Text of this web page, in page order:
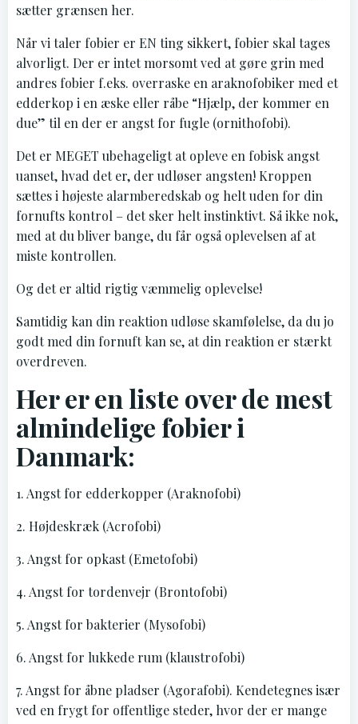
sætter grænsen her.
Når vi taler fobier er EN ting sikkert, fobier skal tages
alvorligt. Der er intet morsomt ved at gøre grin med
andres fobier f.eks. overraske en araknofobiker med et
edderkop i en æske eller råbe “Hjælp, der kommer en
due” til en der er angst for fugle (ornithofobi).
Det er MEGET ubehageligt at opleve en fobisk angst
uanset, hvad det er, der udløser angsten! Kroppen
sættes i højeste alarmberedskab og helt uden for din
fornufts kontrol – det sker helt instinktivt. Så ikke nok,
med at du bliver bange, du får også oplevelsen af at
miste kontrollen.
Og det er altid rigtig væmmelig oplevelse!
Samtidig kan din reaktion udløse skamfølelse, da du jo
godt med din fornuft kan se, at din reaktion er stærkt
overdreven.
Her er en liste over de mest
almindelige fobier i
Danmark:
1. Angst for edderkopper (Araknofobi)
2. Højdeskræk (Acrofobi)
3. Angst for opkast (Emetofobi)
4. Angst for tordenvejr (Brontofobi)
5. Angst for bakterier (Mysofobi)
6. Angst for lukkede rum (klaustrofobi)
7. Angst for åbne pladser (Agorafobi). Kendetegnes især
ved en frygt for offentlige steder, hvor der er mange